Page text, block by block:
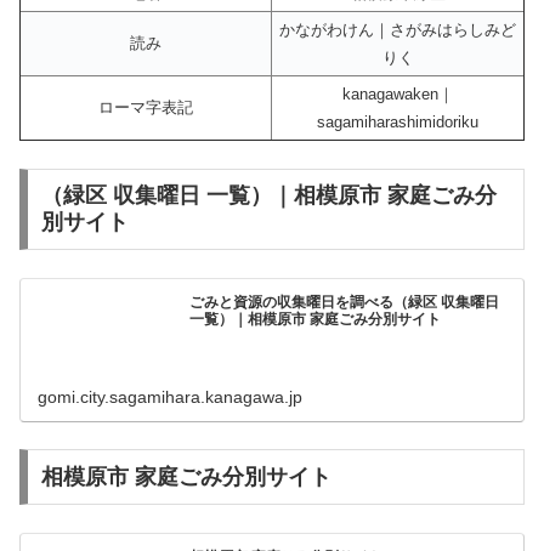
読み
かながわけん｜さがみはらしみど
りく
ローマ字表記
kanagawaken｜
sagamiharashimidoriku
（緑区 収集曜日 一覧）｜相模原市 家庭ごみ分
別サイト
ごみと資源の収集曜日を調べる（緑区 収集曜日
一覧）｜相模原市 家庭ごみ分別サイト
gomi.city.sagamihara.kanagawa.jp
相模原市 家庭ごみ分別サイト